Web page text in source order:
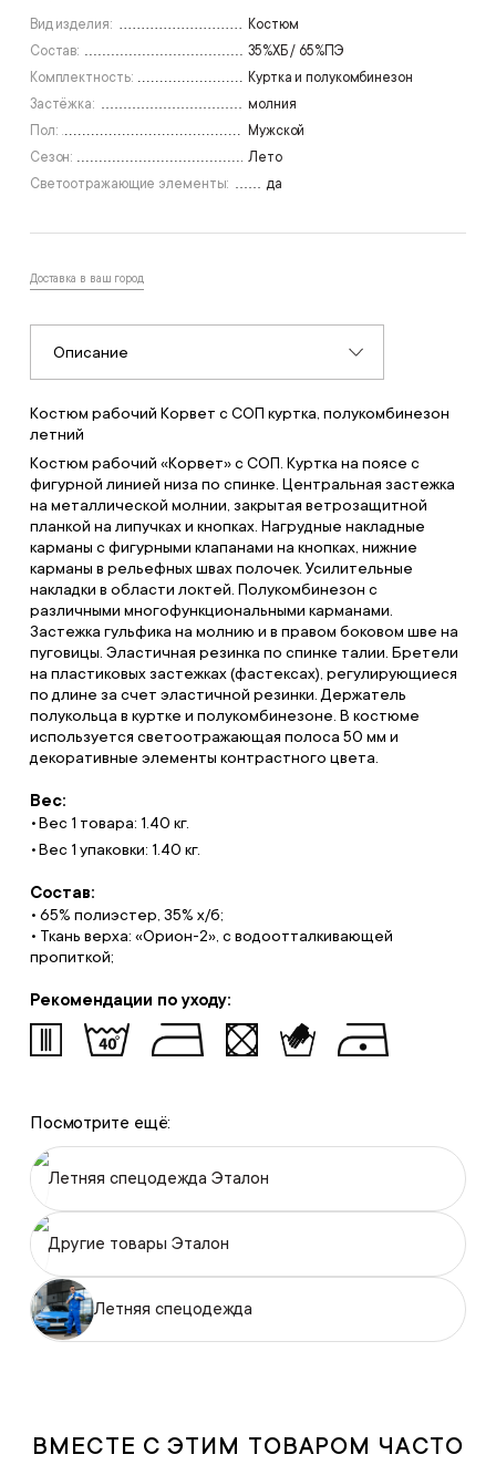
Вид изделия:
Костюм
Состав:
35%ХБ / 65%ПЭ
Комплектность:
Куртка и полукомбинезон
Застёжка:
молния
Пол:
Мужской
Сезон:
Лето
Светоотражающие элементы:
да
Доставка в ваш город
Описание
Костюм рабочий Корвет с СОП куртка, полукомбинезон
летний
Костюм рабочий «Корвет» с СОП. Куртка на поясе с
фигурной линией низа по спинке. Центральная застежка
на металлической молнии, закрытая ветрозащитной
планкой на липучках и кнопках. Нагрудные накладные
карманы с фигурными клапанами на кнопках, нижние
карманы в рельефных швах полочек. Усилительные
накладки в области локтей. Полукомбинезон с
различными многофункциональными карманами.
Застежка гульфика на молнию и в правом боковом шве на
пуговицы. Эластичная резинка по спинке талии. Бретели
на пластиковых застежках (фастексах), регулирующиеся
по длине за счет эластичной резинки. Держатель
полукольца в куртке и полукомбинезоне. В костюме
используется светоотражающая полоса 50 мм и
декоративные элементы контрастного цвета.
Вес:
Вес 1 товара: 1.40 кг.
Вес 1 упаковки: 1.40 кг.
Состав:
• 65% полиэстер, 35% х/б;
• Ткань верха: «Орион-2», с водоотталкивающей
пропиткой;
Рекомендации по уходу:
Посмотрите ещё:
Летняя спецодежда Эталон
Другие товары Эталон
Летняя спецодежда
ВМЕСТЕ С ЭТИМ ТОВАРОМ ЧАСТО